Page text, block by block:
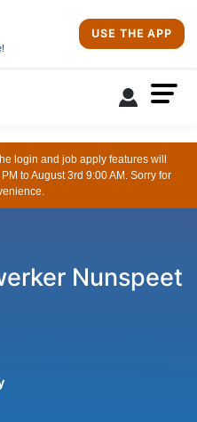
USE THE APP
login and job apply features will
to August 3rd 9:00 AM. Sorry for
Nunspeet